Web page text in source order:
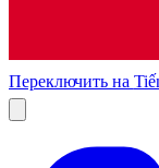
Переключить на